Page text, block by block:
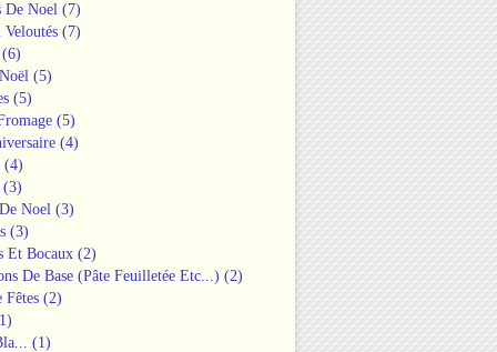
De Noel (7)
Veloutés (7)
(6)
(5)
(5)
(5)
(4)
(4)
(3)
Noel (3)
(3)
Et Bocaux (2)
De Base (pâte Feuilletée Etc...) (2)
Fêtes (2)
(1)